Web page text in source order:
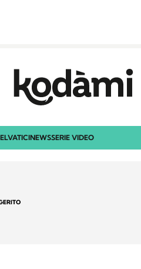
NEWSSERIE VIDEO